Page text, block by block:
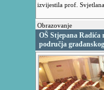
izvijestila prof.
Obrazovanje
OŠ Stjepana
područja